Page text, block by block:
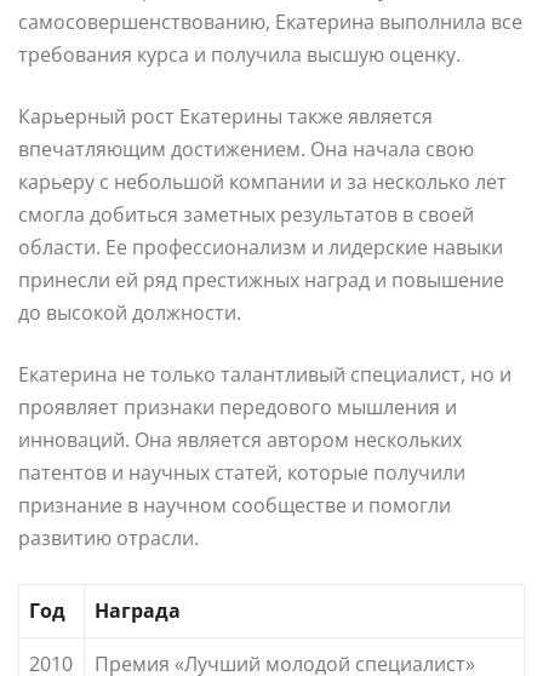
самосовершенствованию, Екатерина выполнила все
требования курса и получила высшую оценку.
Карьерный рост Екатерины также является
впечатляющим достижением. Она начала свою
карьеру с небольшой компании и за несколько лет
смогла добиться заметных результатов в своей
области. Ее профессионализм и лидерские навыки
принесли ей ряд престижных наград и повышение
до высокой должности.
Екатерина не только талантливый специалист, но и
проявляет признаки передового мышления и
инноваций. Она является автором нескольких
патентов и научных статей, которые получили
признание в научном сообществе и помогли
развитию отрасли.
Год
Награда
2010
Премия «Лучший молодой специалист»